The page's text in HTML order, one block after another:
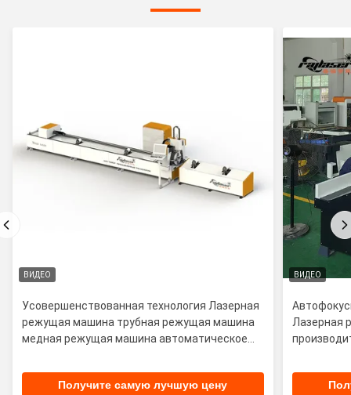
ВИДЕО
Усовершенствованная технология Лазерная
режущая машина трубная режущая машина
медная режущая машина автоматическое
Получите самую лучшую цену
ВИДЕО
Лазерная